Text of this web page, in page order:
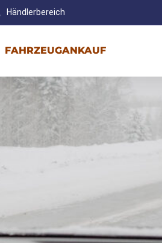
Händlerbereich
FAHRZEUGANKAUF